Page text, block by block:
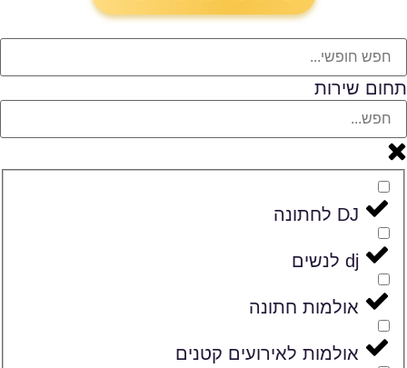
תחום שירות
DJ לחתונה
dj לנשים
אולמות חתונה
אולמות לאירועים קטנים